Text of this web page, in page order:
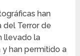
han
del Terror de
llevado la
y han permitido a